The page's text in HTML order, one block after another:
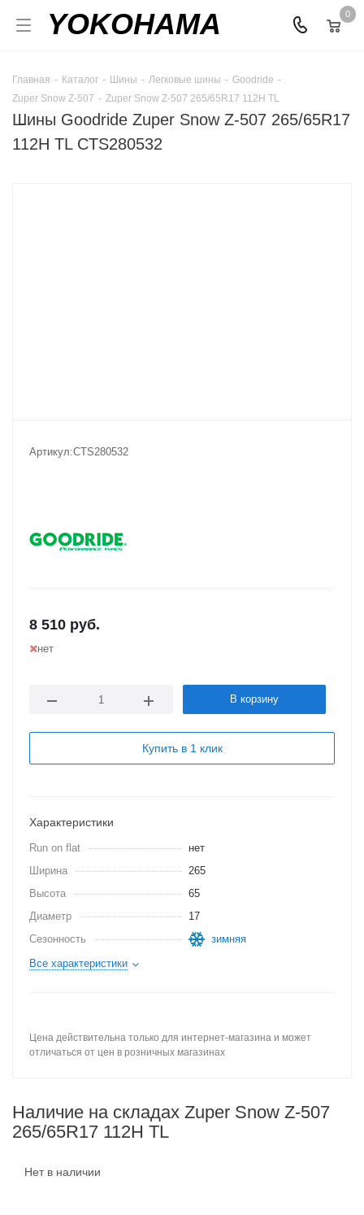
YOKOHAMA 0
Главная - Каталог - Шины - Легковые шины - Goodride -
Zuper Snow Z-507 - Zuper Snow Z-507 265/65R17 112H TL
Шины Goodride Zuper Snow Z-507 265/65R17
112H TL CTS280532
Артикул:CTS280532
8 510 руб.
нет
В корзину
Купить в 1 клик
Характеристики
Run on flat
нет
Ширина
265
Высота
65
Диаметр
17
Сезонность
зимняя
Все характеристики
Цена действительна только для интернет-магазина и может
отличаться от цен в розничных магазинах
Наличие на складах Zuper Snow Z-507
265/65R17 112H TL
Нет в наличии